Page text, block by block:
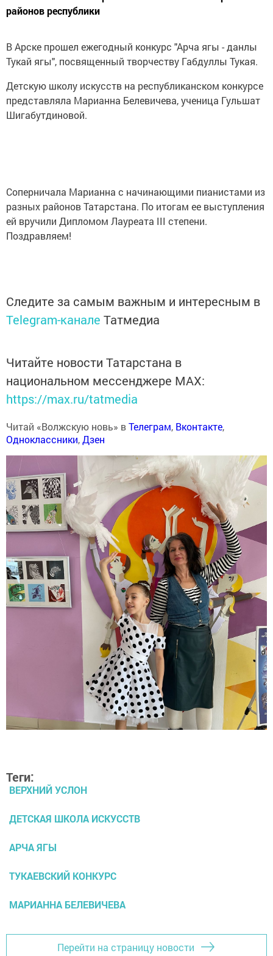
районов республики
В Арске прошел ежегодный конкурс "Арча ягы - данлы
Тукай ягы", посвященный творчеству Габдуллы Тукая.
Детскую школу искусств на республиканском конкурсе
представляла Марианна Белевичева, ученица Гульшат
Шигабутдиновой.
Соперничала Марианна с начинающими пианистами из
разных районов Татарстана. По итогам ее выступления
ей вручили Дипломом Лауреата III степени.
Поздравляем!
Следите за самым важным и интересным в
Telegram-канале Татмедиа
Читайте новости Татарстана в
национальном мессенджере MАХ:
https://max.ru/tatmedia
Читай «Волжскую новь» вТелеграм, Вконтакте,
Одноклассники,Дзен
Теги:
ВЕРХНИЙ УСЛОН
ДЕТСКАЯ ШКОЛА ИСКУССТВ
АРЧА ЯГЫ
ТУКАЕВСКИЙ КОНКУРС
МАРИАННА БЕЛЕВИЧЕВА
Перейти на страницу новости